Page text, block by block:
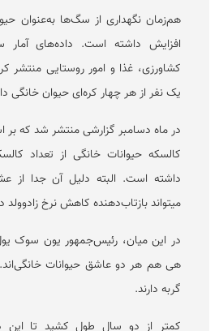
هم‌زمان نگهداری از سگ‌ها به‌عنوان
کشاورزی، غذا و امور روستایی
یک نفر از هر چهار کره‌ای حیوان خانگی
در ماه دسامبر گزارشی منتشر شد که
کالسکه حیوانات خانگی از تعداد
داشته است. البته دلیل آن جدا از
میتواند بازتاب‌دهنده کاهش نرخ
در این میان، رئیس‌جمهور یون سوک
هی هم هر دو عاشق حیوانات
گربه دارند.
کمتر از دو سال طول کشید تا این